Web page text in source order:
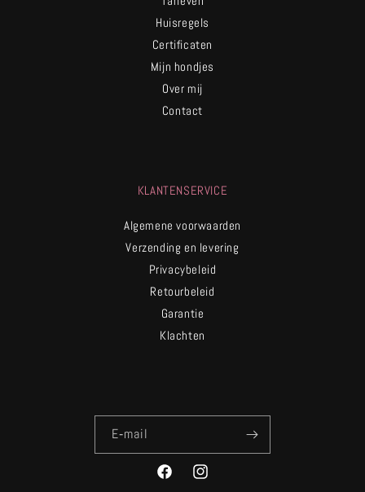
Huisregels
Certificaten
Mijn hondjes
Over mij
Contact
KLANTENSERVICE
Algemene voorwaarden
Verzending en levering
Privacybeleid
Retourbeleid
Garantie
Klachten
E‑mail
FacebookInstagram